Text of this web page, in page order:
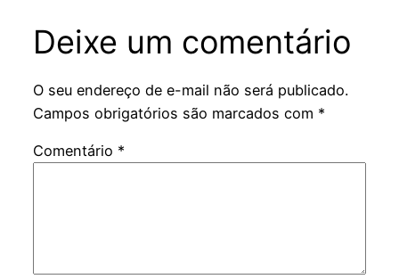
Deixe um comentário
O seu endereço de e-mail não será publicado.
Campos obrigatórios são marcados com *
Comentário *